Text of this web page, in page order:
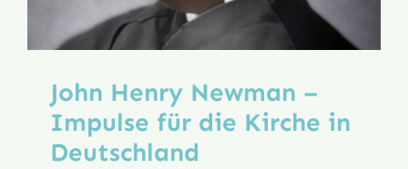
John Henry Newman –
Impulse für die Kirche in
Deutschland